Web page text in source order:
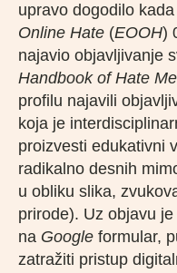
upravo dogodilo
Online Hate (EOOH)
najavio objavljivanje
Handbook of Hate
profilu najavili
koja je
proizvesti edukativni
radikalno desnih
u obliku slika,
prirode). Uz objavu
na Google formular,
zatražiti pristup